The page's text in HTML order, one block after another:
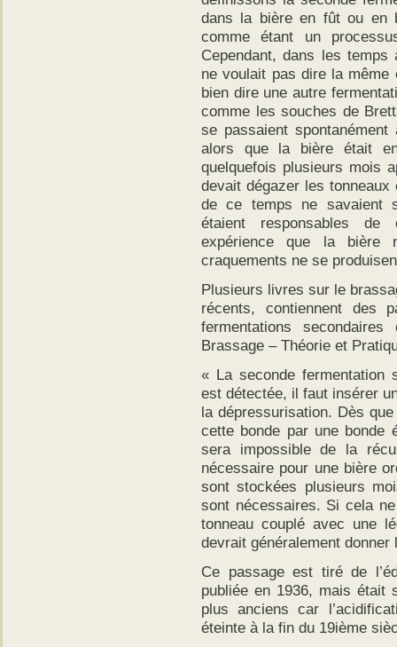
dans la bière en fût ou en
comme étant un
Cependant, dans les temps
ne voulait pas dire la même
bien dire une autre
comme les souches de
se passaient
alors que la bière était
quelquefois plusieurs mois
devait dégazer les tonneaux
de ce temps ne savaient
étaient responsables de
expérience que la bière
craquements ne se
Plusieurs livres sur le
récents, contiennent des
fermentations
Brassage – Théorie et
« La seconde fermentation
est détectée, il faut insérer
la dépressurisation. Dès
cette bonde par une bonde
sera impossible de la
nécessaire pour une bière
sont stockées plusieurs
sont nécessaires. Si cela
tonneau couplé avec une
devrait généralement donner
Ce passage est tiré de
publiée en 1936, mais était
plus anciens car
éteinte à la fin du 19ième